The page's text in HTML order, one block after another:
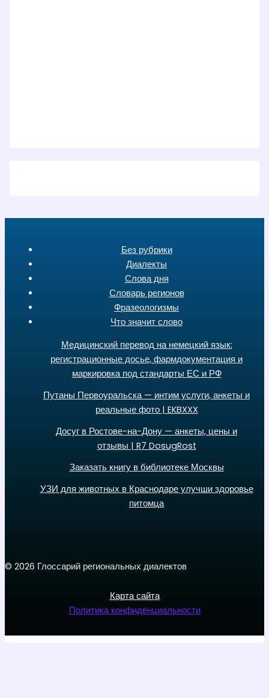
Без рубрики
Диалекты
Слова дня
Словарь регионов
Фразеологизмы
Что значит слово
Медицинский перевод на немецкий язык:
регистрационные досье, фармдокументация и
маркировка под стандарты ЕС и РФ
Путаны Первоуральска — интим услуги, анкеты и
реальные фото | EKBXXX
Досуг в Ростове-на-Дону — анкеты, цены и
отзывы | R7 DosugRost
Заказать книгу в библиотеке Москвы
УЗИ для животных в Краснодаре улучши здоровье
питомца
© 2026 Глоссарий региональных диалектов
Карта сайта
Политика конфиденциальности